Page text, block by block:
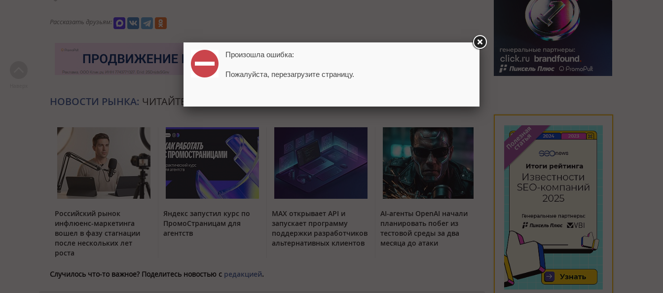
Рассказать друзьям:
НОВОСТИ РЫНКА: ЧИТАЙТЕ ТАКЖЕ
Российский рынок
инфлюенс-маркетинга
вошел в фазу стагнации
после нескольких лет
роста
Яндекс запустил курс по
ПромоСтраницам для
агентств
MAX открывает API и
запускает программу
поддержки разработчиков
альтернативных клиентов
AI-агенты OpenAI начали
планировать побег из
тестовой среды за два
месяца до атаки
Случилось что-то важное? Поделитесь новостью с редакцией.
Произошла ошибка:
Пожалуйста, перезагрузите страницу.